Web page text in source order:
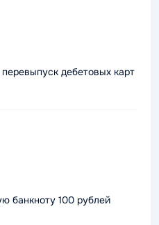
дебетовых карт
банкноту 100 рублей